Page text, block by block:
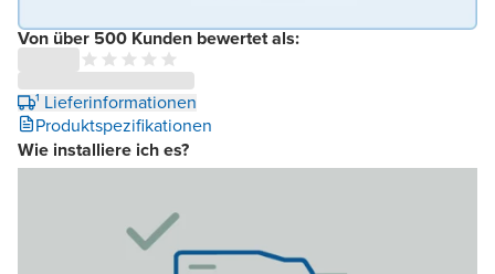
Von über 500 Kunden bewertet als:
¹ Lieferinformationen
Produktspezifikationen
Wie installiere ich es?